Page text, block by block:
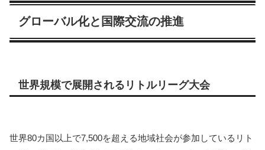
グローバル化と国際交流の推進
世界規模で展開されるリトルリーグ大会
世界80カ国以上で7,500を超える地域社会が参加しているリト